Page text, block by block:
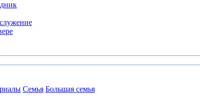
Семья Большая семья